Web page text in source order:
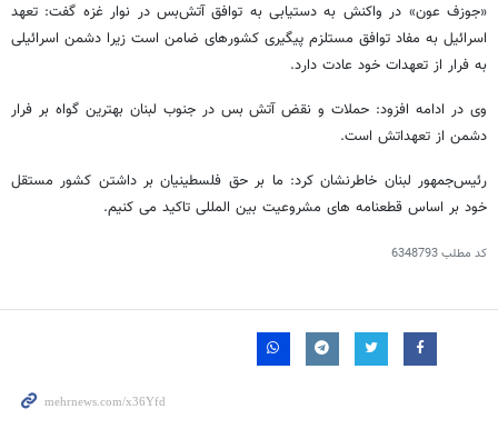
«جوزف عون» در واکنش به دستیابی به توافق آتش‌بس در نوار غزه گفت: تعهد
اسرائیل به مفاد توافق مستلزم پیگیری کشورهای ضامن است زیرا دشمن اسرائیلی
به فرار از تعهدات خود عادت دارد.
وی در ادامه افزود: حملات و نقض آتش بس در جنوب لبنان بهترین گواه بر فرار
دشمن از تعهداتش است.
رئیس‌جمهور لبنان خاطرنشان کرد: ما بر حق فلسطینیان بر داشتن کشور مستقل
خود بر اساس قطعنامه های مشروعیت بین المللی تاکید می کنیم.
کد مطلب6348793